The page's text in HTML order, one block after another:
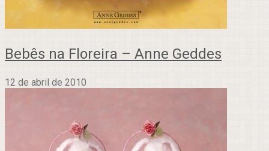
Bebês na Floreira – Anne Geddes
12 de abril de 2010